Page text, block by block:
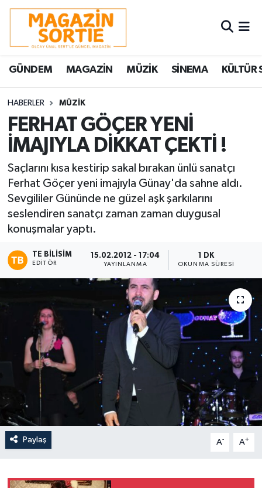
GÜNDEM MAGAZİN MÜZİK SİNEMA KÜLTÜR
HABERLER MÜZİK
FERHAT GÖÇER YENİ
İMAJIYLA DİKKAT ÇEKTİ !
Saçlarını kısa kestirip sakal bırakan ünlü sanatçı
Ferhat Göçer yeni imajıyla Günay'da sahne aldı.
Sevgililer Gününde ne güzel aşk şarkılarını
seslendiren sanatçı zaman zaman duygusal
konuşmalar yaptı.
TE BILISIM
EDITÖR
15.02.2012 - 17:04
YAYINLANMA
1 DK
OKUNMA SÜRESI
Paylaş A- A+
Nöbetçi Eczaneler
Hava Durumu
Trafik Durumu
Süper Lig Puan Durumu ve Fikstür
Tüm Manşetler
Son Dakika Haberleri
Haber Arşivi